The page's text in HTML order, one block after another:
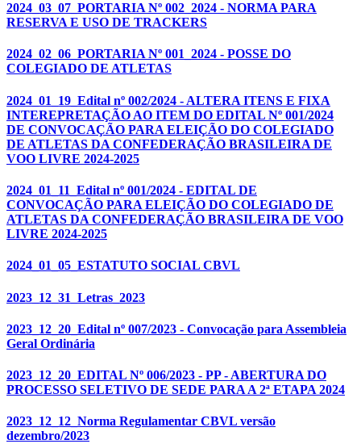
2024_03_07_PORTARIA Nº 002_2024 - NORMA PARA
RESERVA E USO DE TRACKERS
2024_02_06_PORTARIA Nº 001_2024 - POSSE DO
COLEGIADO DE ATLETAS
2024_01_19_Edital nº 002/2024 - ALTERA ITENS E FIXA
INTEREPRETAÇÃO AO ITEM DO EDITAL Nº 001/2024
DE CONVOCAÇÃO PARA ELEIÇÃO DO COLEGIADO
DE ATLETAS DA CONFEDERAÇÃO BRASILEIRA DE
VOO LIVRE 2024-2025
2024_01_11_Edital nº 001/2024 - EDITAL DE
CONVOCAÇÃO PARA ELEIÇÃO DO COLEGIADO DE
ATLETAS DA CONFEDERAÇÃO BRASILEIRA DE VOO
LIVRE 2024-2025
2024_01_05_ESTATUTO SOCIAL CBVL
2023_12_31_Letras_2023
2023_12_20_Edital nº 007/2023 - Convocação para Assembleia
Geral Ordinária
2023_12_20_EDITAL Nº 006/2023 - PP - ABERTURA DO
PROCESSO SELETIVO DE SEDE PARA A 2ª ETAPA 2024
2023_12_12_Norma Regulamentar CBVL versão
dezembro/2023